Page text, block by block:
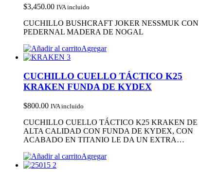
$3,450.00 IVA incluido
CUCHILLO BUSHCRAFT JOKER NESSMUK CON
PEDERNAL MADERA DE NOGAL
Agregar
CUCHILLO CUELLO TÁCTICO K25
KRAKEN FUNDA DE KYDEX
$800.00 IVA incluido
CUCHILLO CUELLO TÁCTICO K25 KRAKEN DE
ALTA CALIDAD CON FUNDA DE KYDEX, CON
ACABADO EN TITANIO LE DA UN EXTRA…
Agregar